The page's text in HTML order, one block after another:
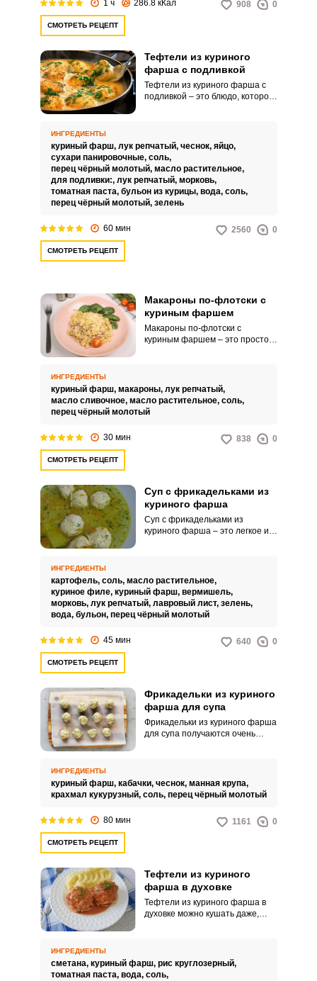
1 ч 286.8 кКал 908 0
СМОТРЕТЬ РЕЦЕПТ
Тефтели из куриного
фарша с подливкой
Тефтели из куриного фарша с
подливкой – это блюдо, которое
(тефтели), которые затем
обжариваются до золотистой
корочки. После этого они
тушатся в подливке,
приготовленной из лука,
моркови, томатной пасты,
куриного бульона и воды.
ИНГРЕДИЕНТЫ
куриный фарш, лук репчатый, чеснок, яйцо,
сухари панировочные, соль,
перец чёрный молотый, масло растительное,
для подливки:, лук репчатый, морковь,
томатная паста, бульон из курицы, вода, соль,
перец чёрный молотый, зелень
60 мин 2560 0
СМОТРЕТЬ РЕЦЕПТ
Макароны по-флотски с
куриным фаршем
Макароны по-флотски с
куриным фаршем – это простое
которым невозможно устоять.
Несмотря на бюджетный
продуктовый набор, такие
ИНГРЕДИЕНТЫ
куриный фарш, макароны, лук репчатый,
масло сливочное, масло растительное, соль,
перец чёрный молотый
30 мин 838 0
СМОТРЕТЬ РЕЦЕПТ
Суп с фрикадельками из
куриного фарша
Суп с фрикадельками из
куриного фарша – это легкое и
бульоне с добавлением овощей
и мелких макарон.
ИНГРЕДИЕНТЫ
картофель, соль, масло растительное,
куриное филе, куриный фарш, вермишель,
морковь, лук репчатый, лавровый лист, зелень,
вода, бульон, перец чёрный молотый
45 мин 640 0
СМОТРЕТЬ РЕЦЕПТ
Фрикадельки из куриного
фарша для супа
Фрикадельки из куриного фарша
для супа получаются очень
ваши домашние супы, сделает
их по-настоящему
питательными, ароматными и
ИНГРЕДИЕНТЫ
куриный фарш, кабачки, чеснок, манная крупа,
крахмал кукурузный, соль, перец чёрный молотый
80 мин 1161 0
СМОТРЕТЬ РЕЦЕПТ
Тефтели из куриного
фарша в духовке
Тефтели из куриного фарша в
духовке можно кушать даже,
ИНГРЕДИЕНТЫ
сметана, куриный фарш, рис круглозерный,
томатная паста, вода, соль,